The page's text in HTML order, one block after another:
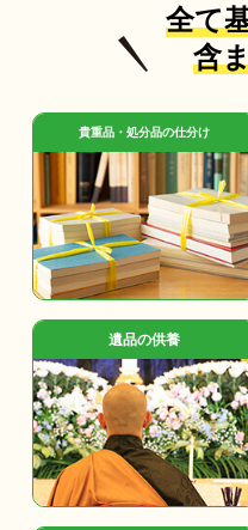
全て
含
貴重品・処分品の仕分け
遺品の供養